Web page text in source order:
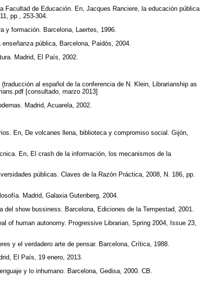
Facultad de Educación. En, Jacques Ranciere, la educación pública
pp., 253-304.
y formación. Barcelona, Laertes, 1996.
pública, Barcelona, Paidós, 2004.
Madrid, El País, 2002.
al español de la conferencia de N. Klein, Librarianship as
[consultado, marzo 2013]
Madrid, Acuarela, 2002.
En, De volcanes llena, biblioteca y compromiso social. Gijón,
En, El crash de la información, los mecanismos de la
públicas. Claves de la Razón Práctica, 2008, N. 186, pp.
Madrid, Galaxia Gutenberg, 2004.
show bussiness. Barcelona, Ediciones de la Tempestad, 2001.
of human autonomy. Progressive Librarian, Spring 2004, Issue 23,
y el verdadero arte de pensar. Barcelona, Crítica, 1988.
El País, 19 enero, 2013.
y lo inhumano. Barcelona, Gedisa, 2000. CB.